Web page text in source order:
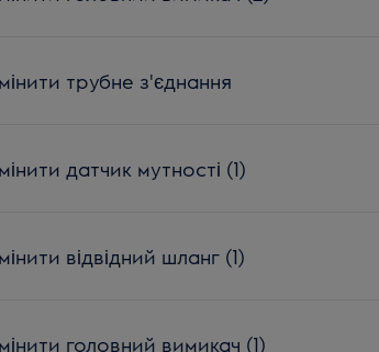
трубне з'єднання
датчик мутності (1)
відвідний шланг (1)
головний вимикач (1)